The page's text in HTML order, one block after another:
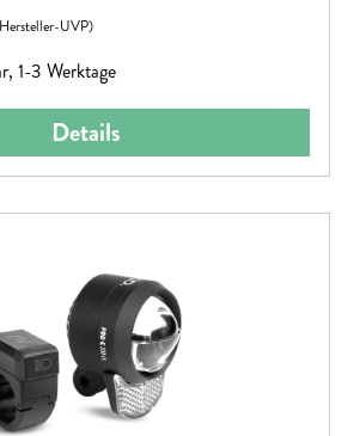
54 g"UVP)
1-3 Werktage
Details